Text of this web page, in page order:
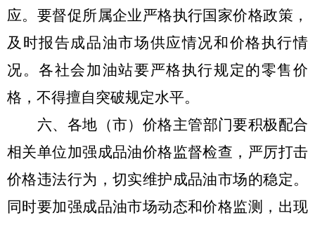
应。要督促所属企业严格执行国家价格政策，
及时报告成品油市场供应情况和价格执行情
况。各社会加油站要严格执行规定的零售价
格，不得擅自突破规定水平。
六、 各地（市）价格主管部门要积极配合
相关单位加强成品油价格监督检查，严厉打击
价格违法行为，切实维护成品油市场的稳定。
同时要加强成品油市场动态和价格监测，出现